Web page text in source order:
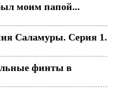
моим папой...
Саламуры. Серия 1.
финты в